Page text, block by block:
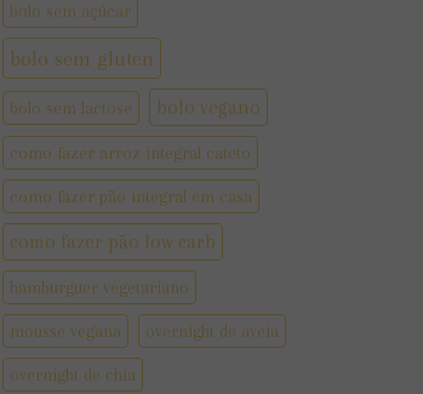
bolo sem açúcar
bolo sem gluten
bolo sem lactose bolo vegano
como fazer arroz integral cateto
como fazer pão integral em casa
como fazer pão low carb
hamburguer vegetariano
mousse vegana overnight de aveia
overnight de chia